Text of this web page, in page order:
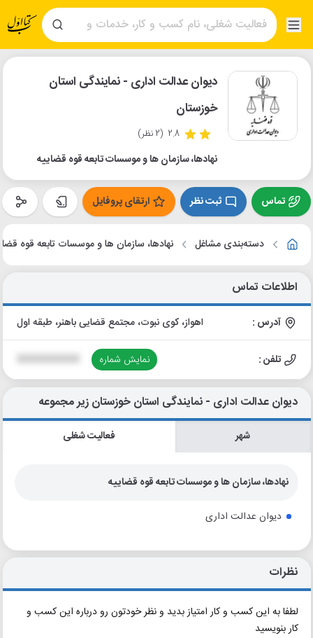
دیوان عدالت اداری - نمایندگی استان
خوزستان
2.8 (2 نظر)
نهادها، سازمان ها و موسسات تابعه قوه قضاییه
تماس ثبت نظر ارتقای پروفایل
دسته‌بندی مشاغل نهادها، سازمان ها و موسسات تابعه قوه
اطلاعات تماس
آدرس : اهواز، کوی نبوت، مجتمع قضایی باهنر، طبقه اول
تلفن : نمایش شماره
دیوان عدالت اداری - نمایندگی استان خوزستان زیر مجموعه
شهر فعالیت شغلی
نهادها، سازمان ها و موسسات تابعه قوه قضاییه
دیوان عدالت اداری
نظرات
لطفا به این کسب و کار امتیاز بدید و نظر خودتون رو درباره این کسب و
کار بنویسید